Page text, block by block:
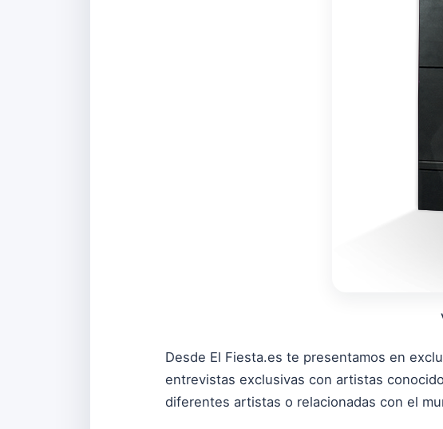
Desde El Fiesta.es te presentamos en
entrevistas exclusivas con artistas
diferentes artistas o relacionadas con el